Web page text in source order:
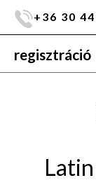
+36 30
regisztráció